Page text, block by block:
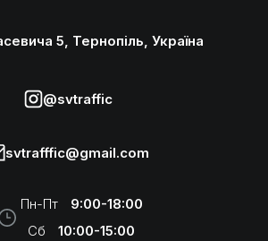
5, Тернопіль, Україна
@svtraffic
svtrafffic@gmail.com
Пн-Пт
9:00-18:00
Сб
10:00-15:00